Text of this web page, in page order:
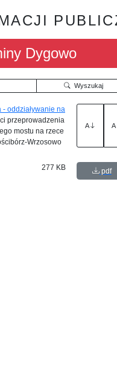
Dygowo
Wyszukaj
- oddziaływanie na
przeprowadzenia
mostu na rzece
Wrzosowo
A A
277 KB pdf